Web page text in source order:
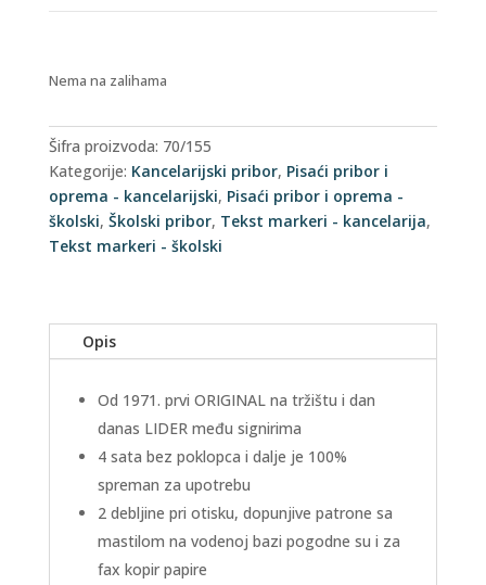
Nema na zalihama
Šifra proizvoda: 70/155
Kategorije: Kancelarijski pribor, Pisaći pribor i
oprema - kancelarijski, Pisaći pribor i oprema -
školski, Školski pribor, Tekst markeri - kancelarija,
Tekst markeri - školski
Opis
Od 1971. prvi ORIGINAL na tržištu i dan
danas LIDER među signirima
4 sata bez poklopca i dalje je 100%
spreman za upotrebu
2 debljine pri otisku, dopunjive patrone sa
mastilom na vodenoj bazi pogodne su i za
fax kopir papire